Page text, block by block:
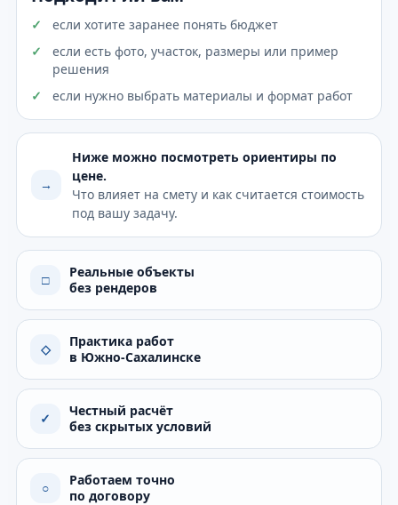
если хотите заранее понять бюджет
если есть фото, участок, размеры или пример
решения
если нужно выбрать материалы и формат работ
→
Ниже можно посмотреть ориентиры по
цене.
Что влияет на смету и как считается стоимость
под вашу задачу.
□
Реальные объекты
без рендеров
◇
Практика работ
в Южно-Сахалинске
✓
Честный расчёт
без скрытых условий
○
Работаем точно
по договору